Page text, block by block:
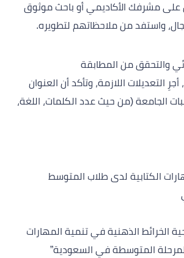
على مشرفك الأكاديمي أو باحث موثوق
واستفد من ملاحظاتهم لتطويره.
والتحقق من المطابقة
التعديلات اللازمة، وتأكد أن العنوان
الجامعة (من حيث عدد الكلمات، اللغة،
الكتابية لدى طلاب المتوسط
الخرائط الذهنية في تنمية المهارات
المتوسطة في السعودية”